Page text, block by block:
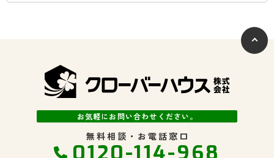
お気軽にお問い合わせください。
無料相談・お電話窓口